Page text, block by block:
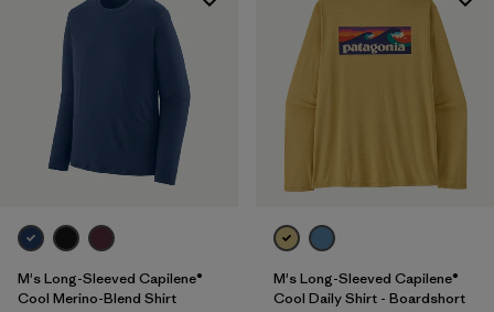
M's Long-Sleeved Capilene®
Cool Merino-Blend Shirt
M's Long-Sleeved Capilene®
Cool Daily Shirt - Boardshort